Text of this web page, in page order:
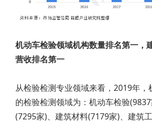
机动车检验领域机构数量排名第一，
营收排名第一
从检验检测专业领域来看，2019年，
的检验检测领域为：机动车检验
(7295家)、建筑材料(7179家)、建筑